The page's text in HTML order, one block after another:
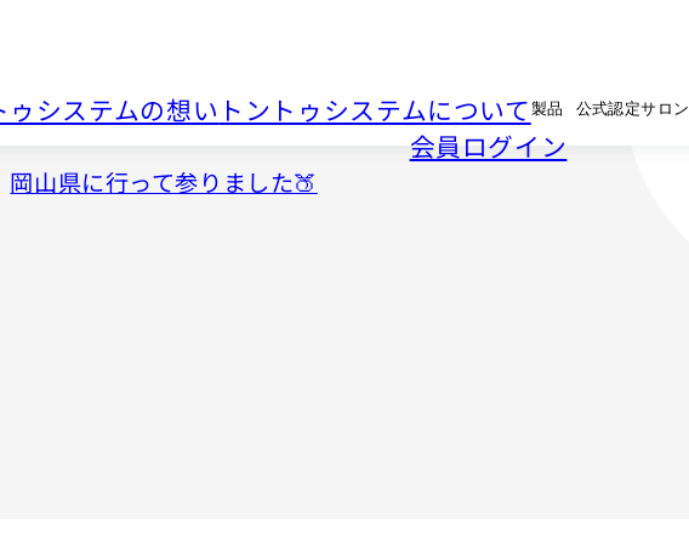
ゥシステムの想い トントゥシステムについて 製品 公式認定サロン
会員ログイン
岡山県に行って参りました🍑